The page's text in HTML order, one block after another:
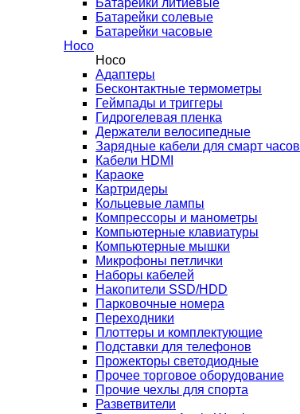
Батарейки литиевые
Батарейки солевые
Батарейки часовые
Hoco
Hoco
Адаптеры
Бесконтактные термометры
Геймпады и триггеры
Гидрогелевая пленка
Держатели велосипедные
Зарядные кабели для смарт часов
Кабели HDMI
Караоке
Картридеры
Кольцевые лампы
Компрессоры и манометры
Компьютерные клавиатуры
Компьютерные мышки
Микрофоны петлички
Наборы кабелей
Накопители SSD/HDD
Парковочные номера
Переходники
Плоттеры и комплектующие
Подставки для телефонов
Прожекторы светодиодные
Прочее торговое оборудование
Прочие чехлы для спорта
Разветвители